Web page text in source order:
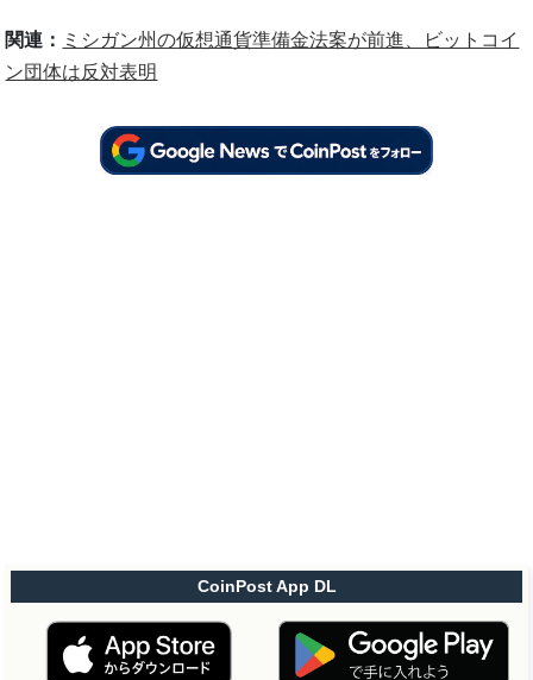
関連： ミシガン州の仮想通貨準備金法案が前進、ビットコイ
ン団体は反対表明
CoinPost App DL